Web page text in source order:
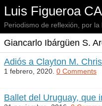
Luis Figueroa
Periodismo de reflexión, por
Giancarlo Ibárgüen S.
Adiós a Clayton M.
1 febrero, 2020. 0 Comments
Ballet del Uruguay, que